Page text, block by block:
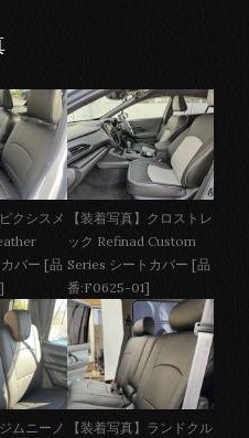
クシスメ
バー [品
【装着写真】クロストレ
ック Refinad Custom
Series シートカバー [品
番:F0625-01]
ムニーノ
【装着写真】ランドクル